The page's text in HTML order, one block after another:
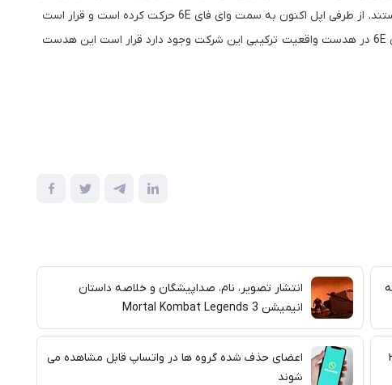
و مدیاتک نیز به دنبال عرضه محصول با استفاده از این فناوری هستند. از طرفی اپل اکنون به سمت وای فای 6E حرکت کرده است و قرار است
در آیفون ۱۴ از آن استفاده کند. همچنین امکان استفاده از وای فای 6E در هدست واقعیت ترکیبی این شرکت وجود دارد قرار است این هدست
انتشار تصویر، نام، صداپیشگان و خلاصه داستان
انیمیشن Mortal Kombat Legends 3
اعضای حذف شده گروه ها در واتساپ قابل مشاهده می
شوند